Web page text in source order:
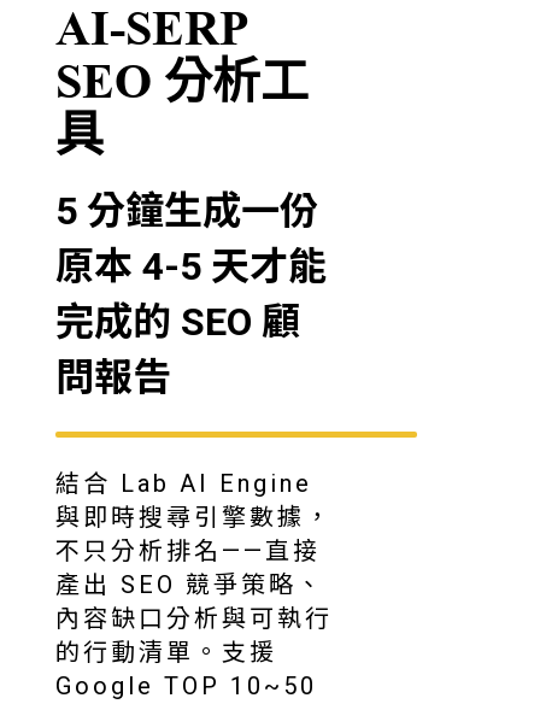
AI-SERP
SEO 分析工
具
5 分鐘生成一份
原本 4-5 天才能
完成的 SEO 顧
問報告
結合 Lab AI Engine
與即時搜尋引擎數據，
不只分析排名——直接
產出 SEO 競爭策略、
內容缺口分析與可執行
的行動清單。支援
Google TOP 10~50